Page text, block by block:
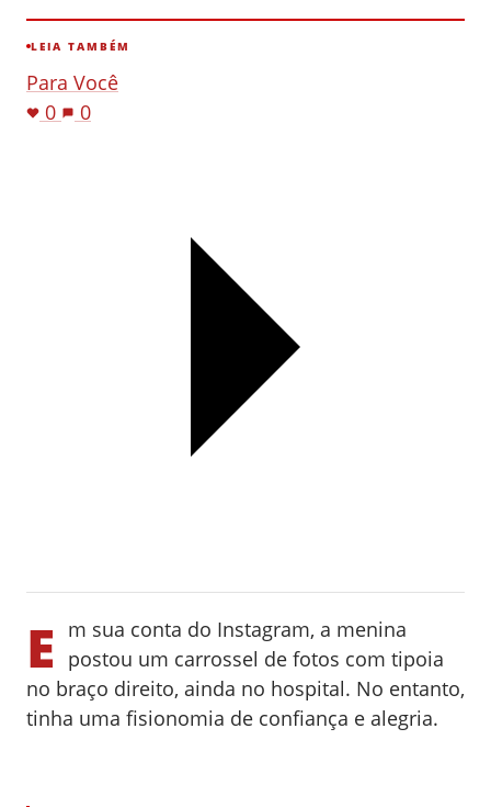
LEIA TAMBÉM
Para Você
0
0
E
m sua conta do Instagram, a menina
postou um carrossel de fotos com tipoia
no braço direito, ainda no hospital. No entanto,
tinha uma fisionomia de confiança e alegria.